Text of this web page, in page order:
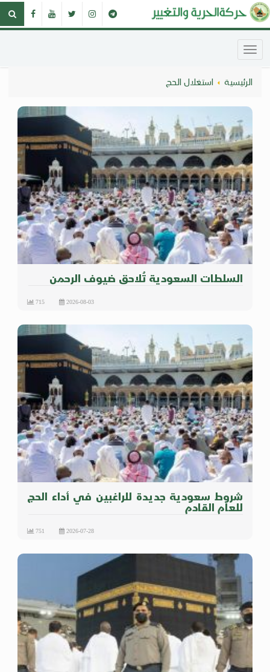
الرئيسية استغلال الحج
السلطات السعودية تُلاحق ضيوف الرحمن
2026-08-03
715
شروط سعودية جديدة للراغبين في أداء الحج
للعام القادم
2026-07-28
751